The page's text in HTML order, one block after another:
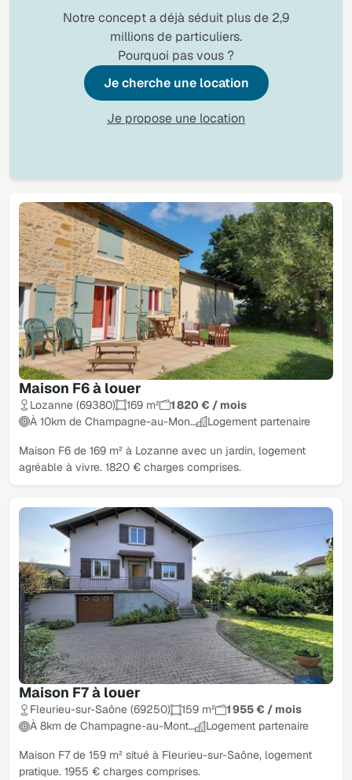
Maison F6 à louer
Lozanne (69380) 169 m²
1 820 € / mois
À 10km de Champagne-au-Mon…
Logement partenaire
Maison F6 de 169 m² à Lozanne avec un jardin, logement
agréable à vivre. 1820 € charges comprises.
Maison F7 à louer
Fleurieu-sur-Saône (69250) 159 m²
1 955 € / mois
À 8km de Champagne-au-Mont…
Logement partenaire
Maison F7 de 159 m² situé à Fleurieu-sur-Saône, logement
pratique. 1955 € charges comprises.
Notre concept a déjà séduit plus de 2,9
millions de particuliers.
Pourquoi pas vous ?
Je cherche une location
Je propose une location